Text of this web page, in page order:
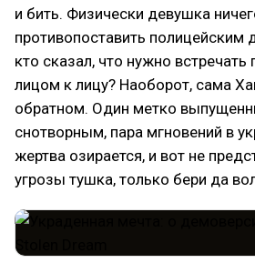
и бить. Физически девушка
противопоставить полицейским
кто сказал, что нужно встречать
лицом к лицу? Наоборот, сама
обратном. Один метко
снотворным, пара мгновений в
жертва озирается, и вот не
угрозы тушка, только бери да